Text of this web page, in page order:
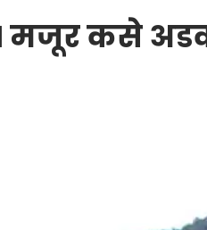
मजूर कसे